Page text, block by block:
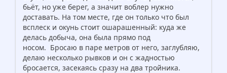
бьёт, но уже берег, а значит воблер нужно
доставать. На том месте, где он только что был
всплеск и окунь стоит ошарашенный: куда же
делась добыча, она была прямо под
носом. Бросаю в паре метров от него, заглубляю,
делаю несколько рывков и он с жадностью
бросается, засекаясь сразу на два тройника.